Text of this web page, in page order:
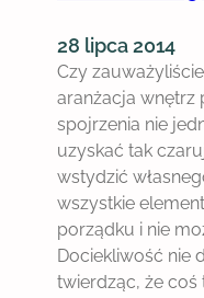
i
c
z
y
m
s
i
ę
k
i
28 lipca 2014
Czy
aranżacja wnętrz
spojrzenia nie
uzyskać tak
wstydzić
wszystkie
porządku i nie
Dociekliwość nie
twierdząc, że coś